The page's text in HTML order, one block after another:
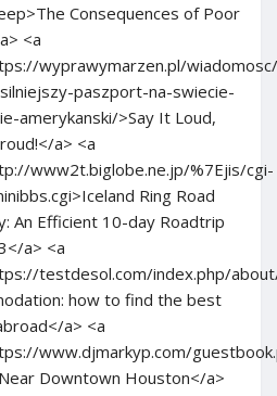
Consequences of Poor
<a
wyprawymarzen.pl/
paszport-na-swiecie-
amerykanski/>Say It Loud,
a> <a
www2t.biglobe.ne.jp/%7Ejis/cgi-
Ring Road
An Efficient 10-day Roadtrip
a> <a
testdesol.com/index.php/
how to find the best
a> <a
www.djmarkyp.com/
Downtown Houston</a>